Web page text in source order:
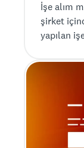
İşe alım
şirket
yapılan
olan geri